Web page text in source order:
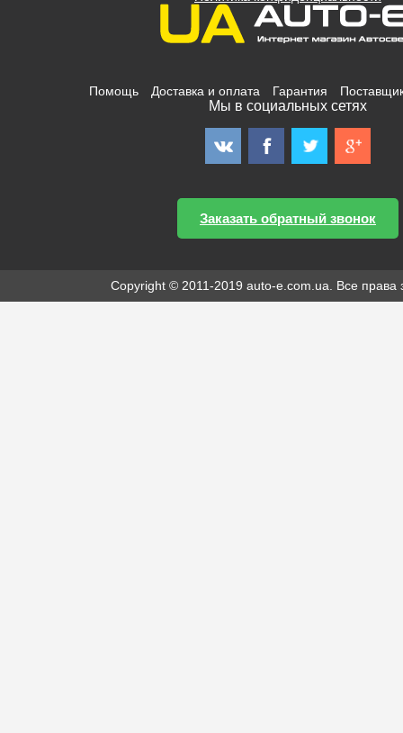
Помощь Доставка и оплата Гарантия
Мы в социальных сетях
Заказать обратный звонок
Copyright © 2011-2019 auto-e.com.ua. Все